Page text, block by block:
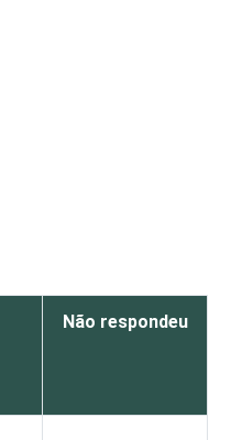
Não respondeu